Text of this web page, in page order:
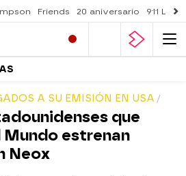
Friends 20 aniversario 911
A SU EMISIÓN EN USA
que
Mundo estrenan
Neox